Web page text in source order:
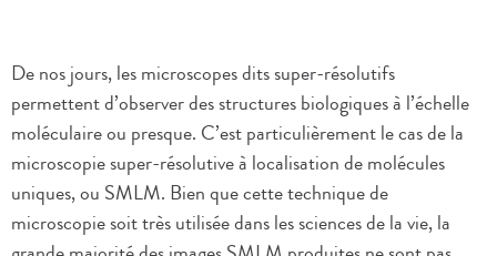
De nos jours, les microscopes dits super-résolutifs
permettent d’observer des structures biologiques à l’échelle
moléculaire ou presque. C’est particulièrement le cas de la
microscopie super-résolutive à localisation de molécules
uniques, ou SMLM. Bien que cette technique de
microscopie soit très utilisée dans les sciences de la vie, la